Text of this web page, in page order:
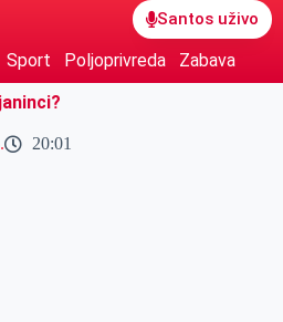
Santos uživo
Sport Poljoprivreda
Zabava
20:01